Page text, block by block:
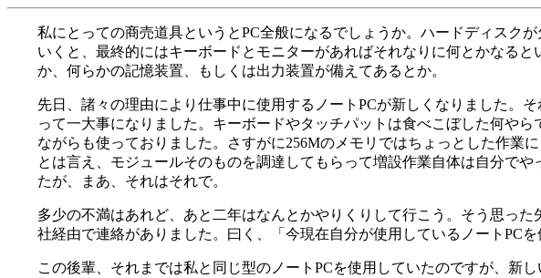
私にとっての商売道具というとPC全般になるでしょうか。ハードディスク
いくと、最終的にはキーボードとモニターがあればそれなりに何とかなる
か、何らかの記憶装置、もしくは出力装置が備えてあるとか。
先日、諸々の理由により仕事中に使用するノートPCが新しくなりました。
って一大事になりました。キーボードやタッチパットは食べこぼした何や
ながらも使っておりました。さすがに256Mのメモリではちょっとした作業
とは言え、モジュールそのものを調達してもらって増設作業自体は自分で
たが、まあ、それはそれで。
多少の不満はあれど、あと二年はなんとかやりくりして行こう。そう思っ
社経由で連絡がありました。曰く、「今現在自分が使用しているノートPCを
この後輩、それまでは私と同じ型のノートPCを使用していたのですが、新